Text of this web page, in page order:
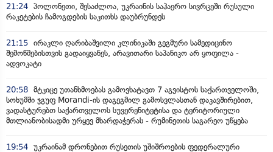
21:24 პოლონეთი, შესაძლოა, უკრაინის საჰაერო სივრცეში რუსული
რაკეტების ჩამოგდების საკითხს დაუბრუნდეს
21:15 ირაკლი ღარიბაშვილი კლინიკაში გეგმური სამედიცინო
შემოწმებისთვის გადაიყვანეს, არავითარი საპანიკო არ ყოფილა -
ადვოკატი
20:58 მტკიცე უთანხმოებას გამოვხატავთ 7 აგვისტოს საქართველოში,
სოხუმში ჯგუფ Morandi-ის დაგეგმილ გამოსვლასთან დაკავშირებით,
ვადასტურებთ საქართველოს სუვერენიტეტისა და ტერიტორიული
მთლიანობისადმი ურყევ მხარდაჭერას - რუმინეთის საგარეო უწყება
19:54 უკრაინამ დრონებით რუსეთის უშიშროების ფედერალური